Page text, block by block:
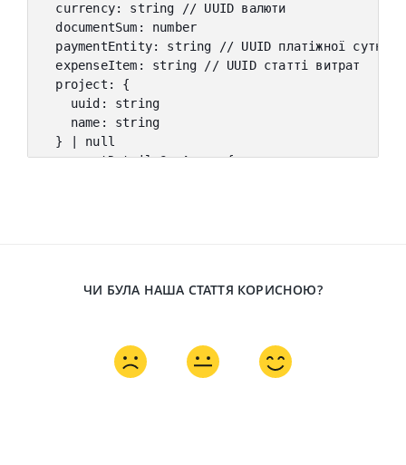
  currency
: string
// UUID валюти
  documentSum
:
number
  paymentEntity
: string
// UUID платіжної
  expenseItem
: string // UUID статті витрат
  project
:
{
    uuid
:
string
    name
:
string
}
null
  paymentDetails
?: Array<{
ЧИ БУЛА НАША СТАТТЯ КОРИСНОЮ?